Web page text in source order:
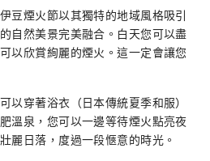
豆煙火節以其獨特的地域風格吸引
自然美景完美融合。白天您可以盡
以欣賞絢麗的煙火。這一定會讓您
以穿著浴衣（日本傳統夏季和服）
溫泉，您可以一邊等待煙火點亮夜
麗日落，度過一段愜意的時光。